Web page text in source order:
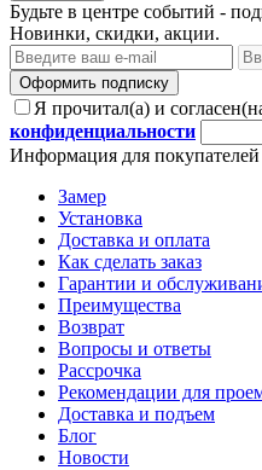
Будьте в центре событий -
Новинки, скидки, акции.
Оформить подписку
Я прочитал(а) и
конфиденциальности
Информация для покупателей
Замер
Установка
Доставка и оплата
Как сделать заказ
Гарантии и
Преимущества
Возврат
Вопросы и ответы
Рассрочка
Рекомендации для
Доставка и подъем
Блог
Новости